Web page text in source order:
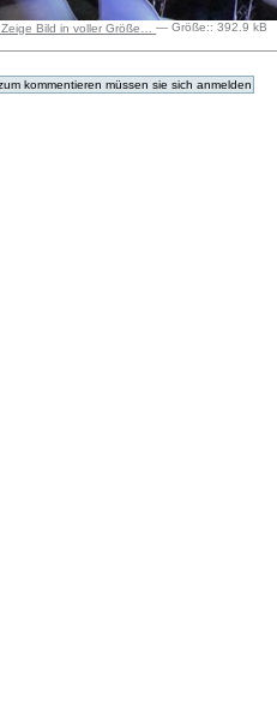
Zeige Bild in voller Größe… —Größe::392.9 kB